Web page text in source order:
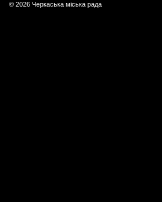
© 2026 Черкаська міська рада